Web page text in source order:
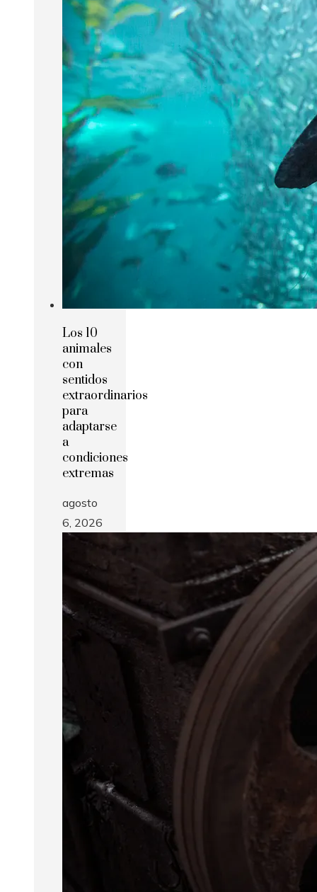
Los 10
animales
con
sentidos
extraordinarios
para
adaptarse
a
condiciones
extremas
agosto
6, 2026